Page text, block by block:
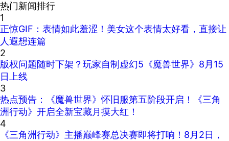
热门新闻排行
1
正惊GIF：表情如此羞涩！美女这个表情太好看，直接让
人遐想连篇
2
版权问题随时下架？玩家自制虚幻5《魔兽世界》8月15
日上线
3
热点预告：《魔兽世界》怀旧服第五阶段开启！《三角
洲行动》开启全新宝藏月摸大红！
4
《三角洲行动》主播巅峰赛总决赛即将打响！8月2日，